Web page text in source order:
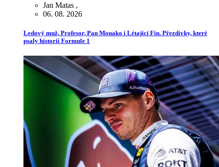
Jan Matas ,
06. 08. 2026
Ledový muž, Profesor, Pan Monako i Létající Fin. Přezdívky, které
psaly historii Formule 1